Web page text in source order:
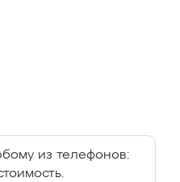
из телефонов: